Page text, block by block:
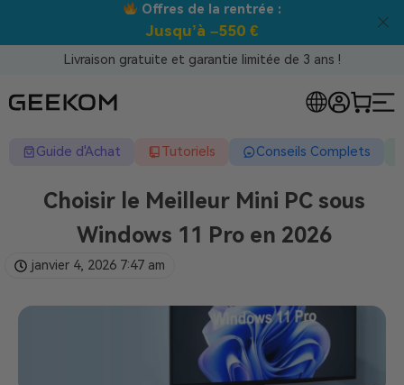
Meilleur prix garanti tous canaux !
Livraison gratuite et garantie limitée de 3 ans !
Guide d'Achat Tutoriels Conseils Complets
Choisir le Meilleur Mini PC sous
Windows 11 Pro en 2026
janvier 4, 2026 7:47 am